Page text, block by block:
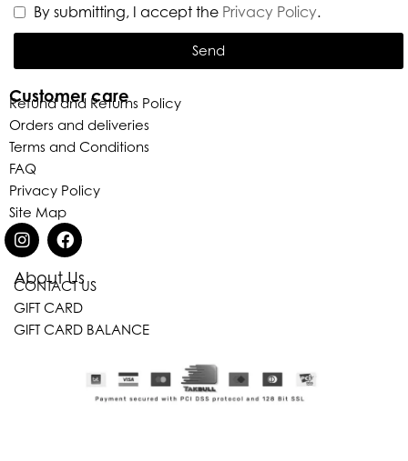
About Us
CONTACT US
GIFT CARD
GIFT CARD BALANCE
Customer care
Refund and Returns Policy
Orders and deliveries
Terms and Conditions
FAQ
Privacy Policy
Site Map
By submitting, I accept the Privacy Policy.
Send
Eleganza Israel
היישלום, ברוכה הבאה ל-ELEGANZA -